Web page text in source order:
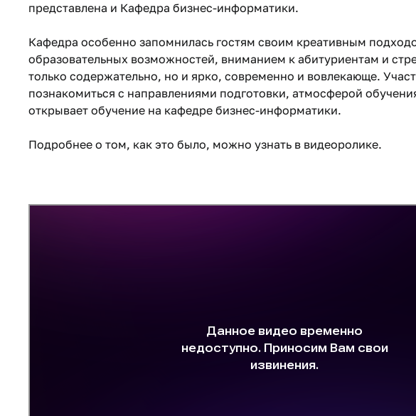
представлена и Кафедра бизнес-информатики.
Кафедра особенно запомнилась гостям своим креативным
образовательных возможностей, вниманием к абитуриентам и
только содержательно, но и ярко, современно и вовлекающе.
познакомиться с направлениями подготовки, атмосферой
открывает обучение на кафедре бизнес-информатики.
Подробнее о том, как это было, можно узнать в видеоролике.